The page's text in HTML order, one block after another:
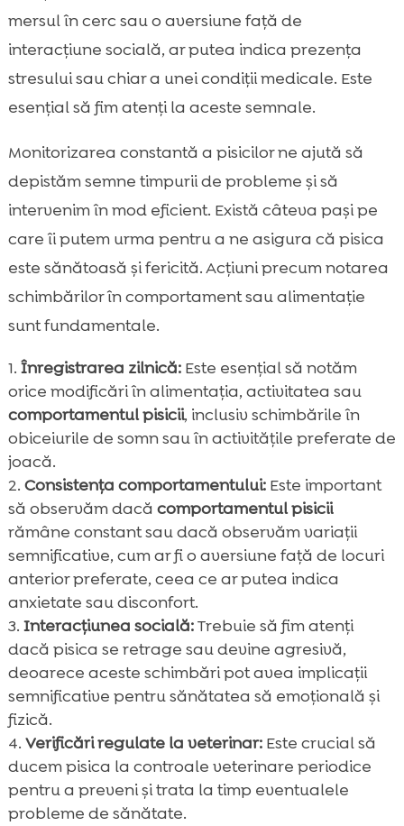
mersul în cerc sau o aversiune față de
interacțiune socială, ar putea indica prezența
stresului sau chiar a unei condiții medicale. Este
esențial să fim atenți la aceste semnale.
Monitorizarea constantă a pisicilor ne ajută să
depistăm semne timpurii de probleme și să
intervenim în mod eficient. Există câteva pași pe
care îi putem urma pentru a ne asigura că pisica
este sănătoasă și fericită. Acțiuni precum notarea
schimbărilor în comportament sau alimentație
sunt fundamentale.
Înregistrarea zilnică:Este esențial să notăm
orice modificări în alimentația, activitatea sau
comportamentul pisicii, inclusiv schimbările în
obiceiurile de somn sau în activitățile preferate de
joacă.
Consistența comportamentului:Este important
să observăm dacă comportamentul pisicii
rămâne constant sau dacă observăm variații
semnificative, cum ar fi o aversiune față de locuri
anterior preferate, ceea ce ar putea indica
anxietate sau disconfort.
Interacțiunea socială:Trebuie să fim atenți
dacă pisica se retrage sau devine agresivă,
deoarece aceste schimbări pot avea implicații
semnificative pentru sănătatea să emoțională și
fizică.
Verificări regulate la veterinar:Este crucial să
ducem pisica la controale veterinare periodice
pentru a preveni și trata la timp eventualele
probleme de sănătate.